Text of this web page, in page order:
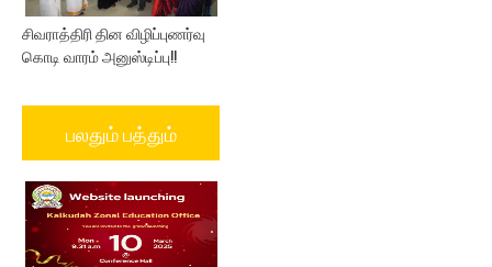
சிவராத்திரி தின விழிப்புணர்வு
கொடி வாரம் அனுஸ்டிப்பு!!
பலதும் பத்தும்